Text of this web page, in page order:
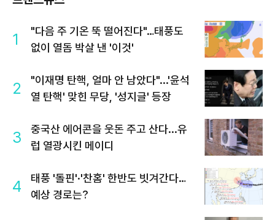
1
"다음 주 기온 뚝 떨어진다"…태풍도
없이 열돔 박살 낸 '이것'
2
"이재명 탄핵, 얼마 안 남았다"...'윤석
열 탄핵' 맞힌 무당, '성지글' 등장
3
중국산 에어콘을 웃돈 주고 산다...유
럽 열광시킨 메이디
4
태풍 '돌핀'·'찬홈' 한반도 빗겨간다…
예상 경로는?